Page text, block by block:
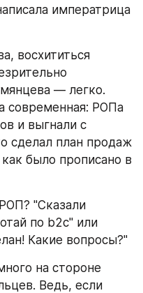
императрица
восхититься
— легко.
современная: РОПа
и выгнали с
сделал план продаж
было прописано в
"Сказали
по b2c" или
Какие вопросы?"
на стороне
Ведь, если